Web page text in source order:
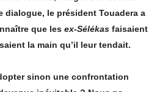
dialogue, le président Touadera a
que les ex-Sélékas faisaient
la main qu’il leur tendait.
sinon une confrontation